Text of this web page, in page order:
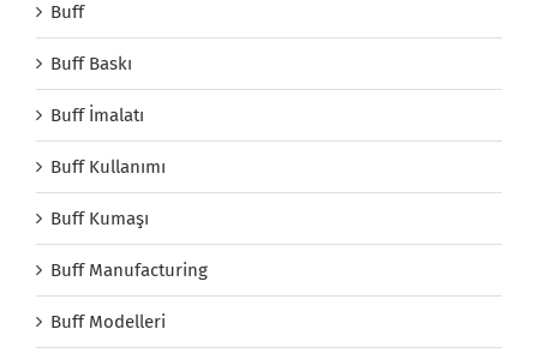
Buff
Buff Baskı
Buff İmalatı
Buff Kullanımı
Buff Kumaşı
Buff Manufacturing
Buff Modelleri